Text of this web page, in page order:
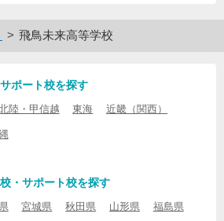
飛鳥未来高等学校
ポート校を探す
陸・甲信越 東海 近畿（関西）
・サポート校を探す
宮城県 秋田県 山形県 福島県